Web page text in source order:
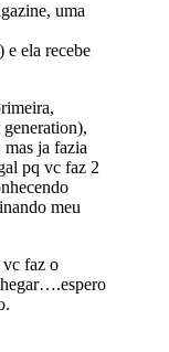
uma
e ela recebe
ja fazia
pq vc faz 2
meu
faz o